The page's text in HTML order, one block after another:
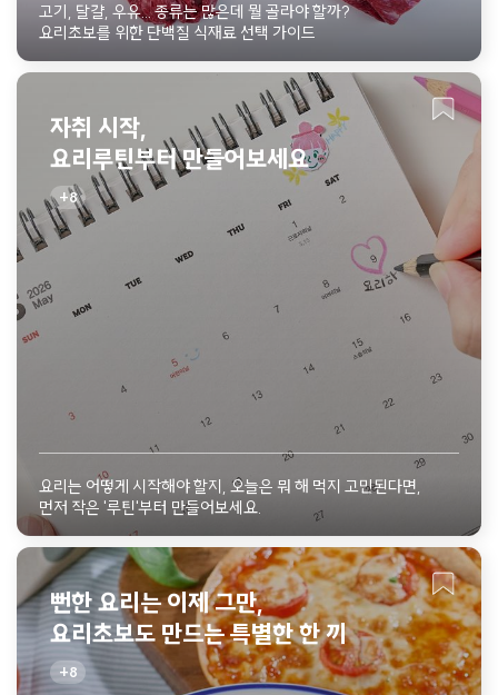
고기, 달걀, 우유... 종류는 많은데 뭘 골라야 할까?
요리초보를 위한 단백질 식재료 선택 가이드
자취 시작,
요리루틴부터 만들어보세요
8
요리는 어떻게 시작해야 할지, 오늘은 뭐 해 먹지 고민된다면,
먼저 작은 '루틴'부터 만들어보세요.
뻔한 요리는 이제 그만,
요리초보도 만드는 특별한 한 끼
8